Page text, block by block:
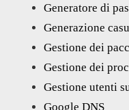
Generatore di
Generazione
Gestione dei
Gestione dei
Gestione utenti
Google DNS